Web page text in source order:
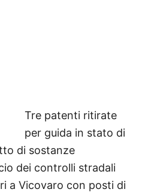
Tre patenti ritirate
per guida in stato di
di sostanze
dei controlli stradali
a Vicovaro con posti di